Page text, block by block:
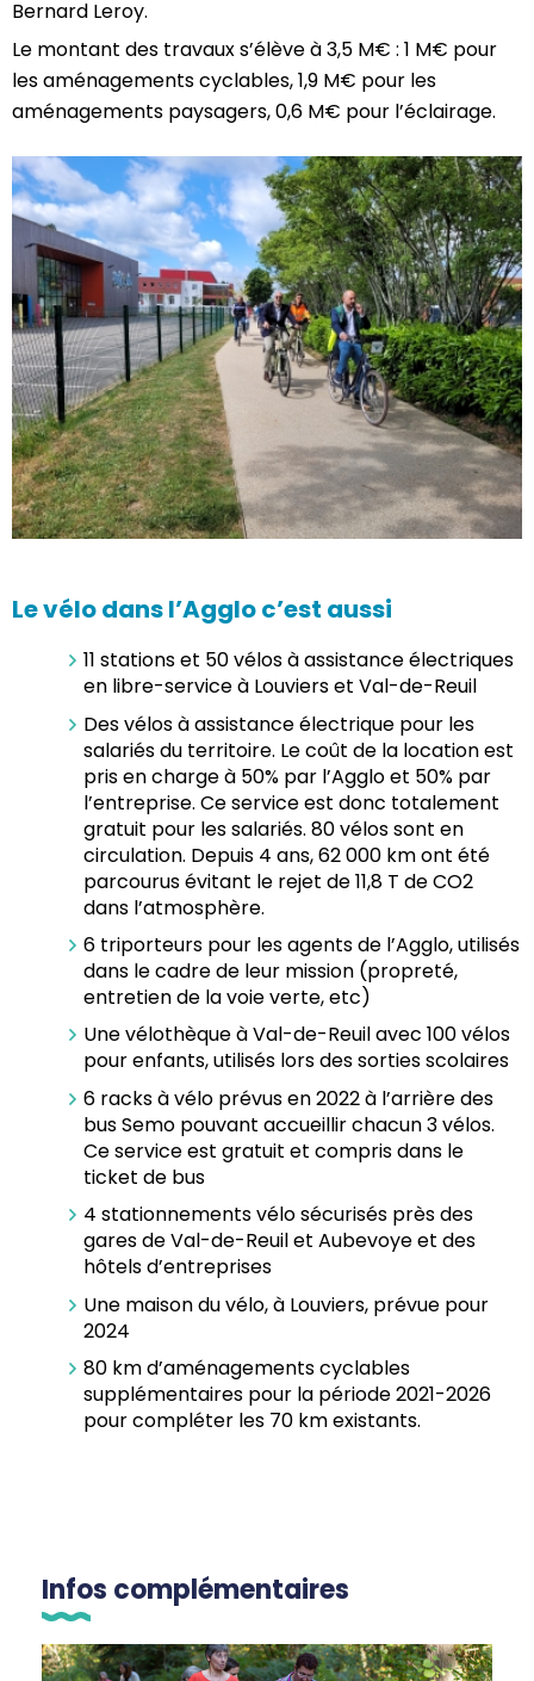
Bernard Leroy.
Le montant des travaux s’élève à 3,5 M€ : 1 M€ pour
les aménagements cyclables, 1,9 M€ pour les
aménagements paysagers, 0,6 M€ pour l’éclairage.
Le vélo dans l’Agglo c’est aussi
11 stations et 50 vélos à assistance électriques
en libre-service à Louviers et Val-de-Reuil
Des vélos à assistance électrique pour les
salariés du territoire. Le coût de la location est
pris en charge à 50% par l’Agglo et 50% par
l’entreprise. Ce service est donc totalement
gratuit pour les salariés. 80 vélos sont en
circulation. Depuis 4 ans, 62 000 km ont été
parcourus évitant le rejet de 11,8 T de CO2
dans l’atmosphère.
6 triporteurs pour les agents de l’Agglo, utilisés
dans le cadre de leur mission (propreté,
entretien de la voie verte, etc)
Une vélothèque à Val-de-Reuil avec 100 vélos
pour enfants, utilisés lors des sorties scolaires
6 racks à vélo prévus en 2022 à l’arrière des
bus Semo pouvant accueillir chacun 3 vélos.
Ce service est gratuit et compris dans le
ticket de bus
4 stationnements vélo sécurisés près des
gares de Val-de-Reuil et Aubevoye et des
hôtels d’entreprises
Une maison du vélo, à Louviers, prévue pour
2024
80 km d’aménagements cyclables
supplémentaires pour la période 2021-2026
pour compléter les 70 km existants.
Infos complémentaires